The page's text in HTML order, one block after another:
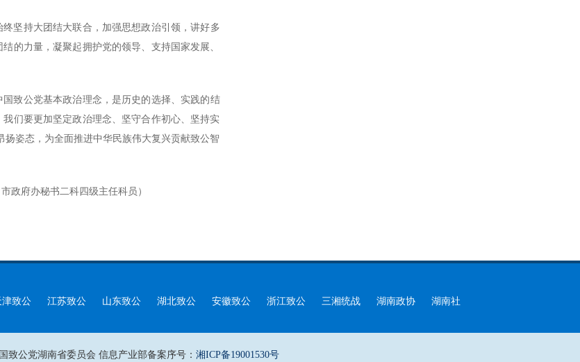
终坚持大团结大联合，加强思想政治引领，讲好多
的力量，凝聚起拥护党的领导、支持国家发展、
国致公党基本政治理念，是历史的选择、实践的结
们要更加坚定政治理念、坚守合作初心、坚持实
姿态，为全面推进中华民族伟大复兴贡献致公智
政府办秘书二科四级主任科员）
津致公 江苏致公 山东致公 湖北致公 安徽致公 浙江致公 三湘统战 湖南政协
湖南社
致公党湖南省委员会 信息产业部备案序号： 湘ICP备19001530号